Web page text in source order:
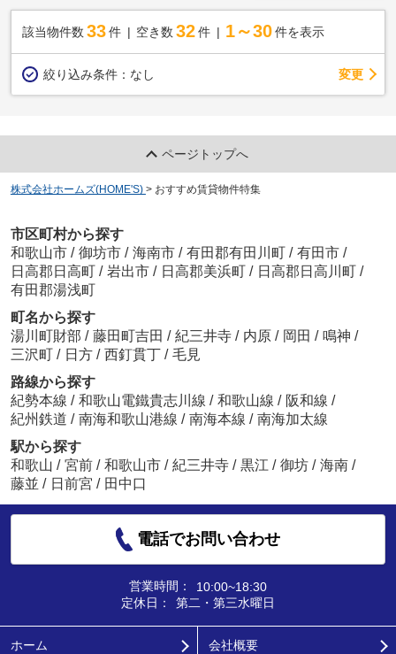
該当物件数 33件 空き数 32 件 1～30 件を表示
絞り込み条件： なし 変更
ページトップへ
株式会社ホームズ(HOME'S) > おすすめ賃貸物件特集
市区町村から探す
和歌山市 / 御坊市 / 海南市 / 有田郡有田川町 / 有田市 /
日高郡日高町 / 岩出市 / 日高郡美浜町 / 日高郡日高川町 /
有田郡湯浅町
町名から探す
湯川町財部 / 藤田町吉田 / 紀三井寺 / 内原 / 岡田 / 鳴神 /
三沢町 / 日方 / 西釘貫丁 / 毛見
路線から探す
紀勢本線 / 和歌山電鐵貴志川線 / 和歌山線 / 阪和線 /
紀州鉄道 / 南海和歌山港線 / 南海本線 / 南海加太線
駅から探す
和歌山 / 宮前 / 和歌山市 / 紀三井寺 / 黒江 / 御坊 / 海南 /
藤並 / 日前宮 / 田中口
電話でお問い合わせ
営業時間：
10:00~18:30
定休日：
第二・第三水曜日
ホーム 会社概要